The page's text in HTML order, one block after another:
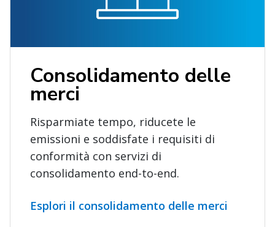
Consolidamento delle
merci
Risparmiate tempo, riducete le
emissioni e soddisfate i requisiti di
conformità con servizi di
consolidamento end-to-end.
Esplori il consolidamento delle merci